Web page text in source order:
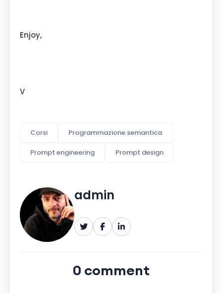
Enjoy,
V
Corsi Programmazione semantica
Prompt engineering Prompt design
admin
0 comment